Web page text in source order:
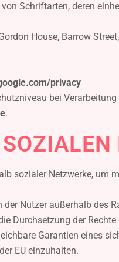
Schriftarten, deren
House, Barrow
privacy
bei
.
sozialer Netzwerke,
Nutzer außerhalb des
Durchsetzung der
Garantien eines
EU einzuhalten.